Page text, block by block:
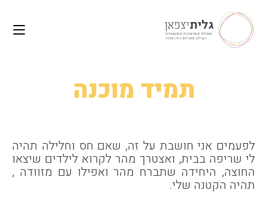
content
תמיד מוכנה
לפעמים אני חושבת על זה, שאם חס וחלילה תהיה
לי שריפה בבית, ואצטרך מהר לקרוא לילדים שיצאו
החוצה, היחידה שתברח מהר ואפילו עם מזוודה ,
תהיה הקטנה שלי.